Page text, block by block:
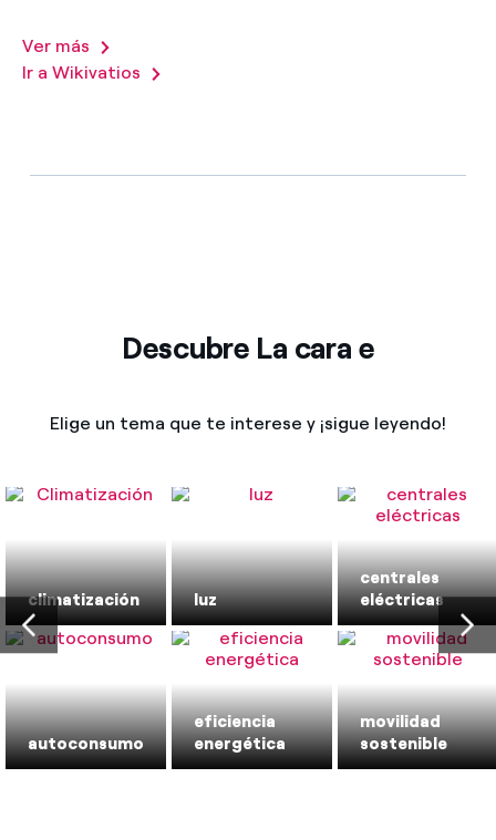
Ver más
Ir a Wikivatios
Descubre La cara e
Elige un tema que te interese y ¡sigue leyendo!
climatización
autoconsumo
luz
eficiencia
energética
centrales
eléctricas
movilidad
sostenible